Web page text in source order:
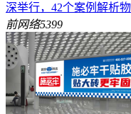
深举行，42个案例解析
前网络5399